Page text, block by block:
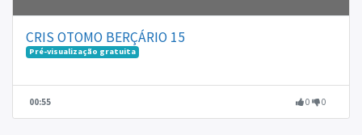
CRIS OTOMO BERÇÁRIO 15
Pré-visualização gratuita
00:55 0 0